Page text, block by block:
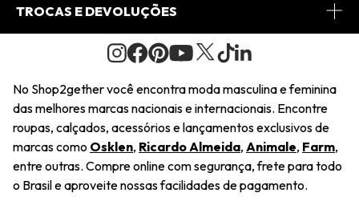
Journal
Saiu na Mídia
Sustentabilidade
Navegando
Regulamento e Promoções
Minha Conta
Pedido de Presente
Wishlist
TROCAS E DEVOLUÇÕES
Condições Gerais
Troca Fácil
Restituição de Pagamento
Dúvidas Frequentes
No Shop2gether você encontra moda masculina e feminina
das melhores marcas nacionais e internacionais. Encontre
roupas, calçados, acessórios e lançamentos exclusivos de
marcas como Osklen, Ricardo Almeida, Animale, Farm,
entre outras. Compre online com segurança, frete para todo
o Brasil e aproveite nossas facilidades de pagamento.